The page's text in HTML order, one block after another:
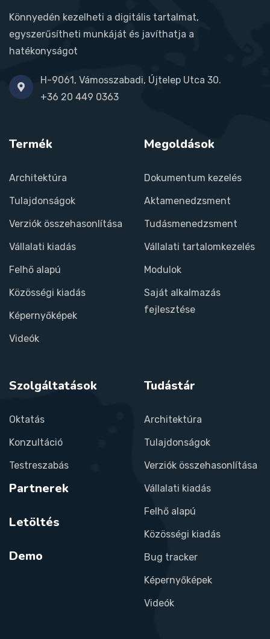
Könnyedén kezelheti a digitális tartalmat,
egyszerűsítheti munkáját és javíthatja a
hatékonyságot
H-9061, Vámosszabadi, Újtelep Utca 30.
+36 20 449 0363
Termék
Architektúra
Tulajdonságok
Verziók összehasonlítása
Vállalati kiadás
Felhő alapú
Közösségi kiadás
Képernyőképek
Videók
Megoldások
Dokumentum kezelés
Aktamenedzsment
Tudásmenedzsment
Vállalati tartalomkezelés
Modulok
Saját alkalmazás
fejlesztése
Szolgáltatások
Oktatás
Konzultáció
Testreszabás
Partnerek
Letöltés
Demo
Tudástár
Architektúra
Tulajdonságok
Verziók összehasonlítása
Vállalati kiadás
Felhő alapú
Közösségi kiadás
Bug tracker
Képernyőképek
Videók